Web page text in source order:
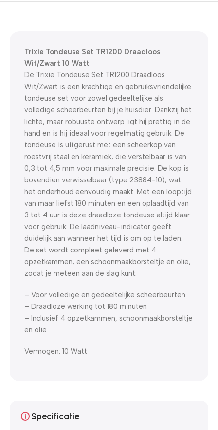
5% korting met code
Trixie Tondeuse Set TR1200 Draadloos
Wit/Zwart 10 Watt
De Trixie Tondeuse Set TR1200 Draadloos
Wit/Zwart is een krachtige en gebruiksvriendelijke
tondeuse set voor zowel gedeeltelijke als
volledige scheerbeurten bij je huisdier. Dankzij het
lichte, maar robuuste ontwerp ligt hij prettig in de
hand en is hij ideaal voor regelmatig gebruik. De
tondeuse is uitgerust met een scheerkop van
roestvrij staal en keramiek, die verstelbaar is van
0,3 tot 4,5 mm voor maximale precisie. De kop is
bovendien verwisselbaar (type 23884-10), wat
het onderhoud eenvoudig maakt. Met een looptijd
van maar liefst 180 minuten en een oplaadtijd van
3 tot 4 uur is deze draadloze tondeuse altijd klaar
voor gebruik. De laadniveau-indicator geeft
duidelijk aan wanneer het tijd is om op te laden.
De set wordt compleet geleverd met 4
opzetkammen, een schoonmaakborsteltje en olie,
zodat je meteen aan de slag kunt.
– Voor volledige en gedeeltelijke scheerbeurten
– Draadloze werking tot 180 minuten
– Inclusief 4 opzetkammen, schoonmaakborsteltje
en olie
Vermogen: 10 Watt
Specificatie